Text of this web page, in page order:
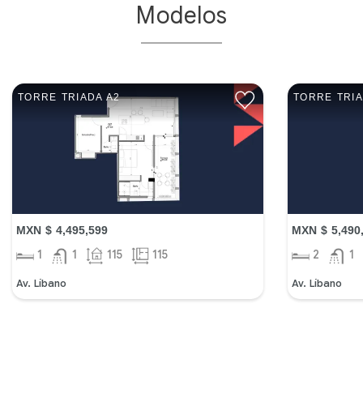
Modelos
TORRE TRIADA A2
MXN $ 4,495,599
1 1 115 115
Av. Líbano
TORRE
MXN $
2 1
Av. Líbano